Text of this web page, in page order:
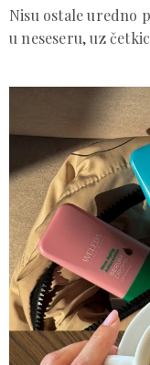
Nisu ostale uredno
u neseseru, uz